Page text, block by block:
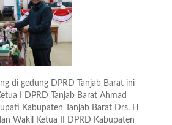
di gedung DPRD Tanjab Barat ini
I DPRD Tanjab Barat Ahmad
Kabupaten Tanjab Barat Drs. H
Wakil Ketua II DPRD Kabupaten